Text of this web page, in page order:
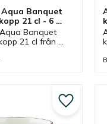
Banquet
21 cl - 6
Banquet
21 cl från
flera delar
Lägg till i